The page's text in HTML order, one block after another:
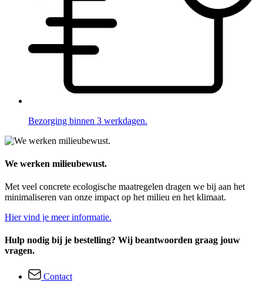
Bezorging binnen 3 werkdagen.
We werken milieubewust.
Met veel concrete ecologische maatregelen dragen we bij aan het
minimaliseren van onze impact op het milieu en het klimaat.
Hier vind je meer informatie.
Hulp nodig bij je bestelling? Wij beantwoorden graag jouw
vragen.
Contact